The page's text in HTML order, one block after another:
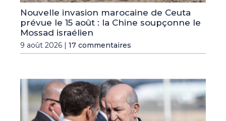
Nouvelle invasion marocaine de Ceuta
prévue le 15 août : la Chine soupçonne le
Mossad israélien
9 août 2026 | 17 commentaires